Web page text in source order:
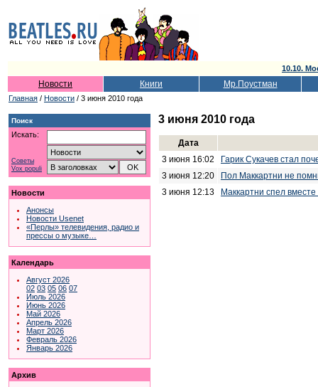
10.10.
Новости Книги Мр.Поустман
Главная / Новости / 3 июня 2010 года
Поиск
Искать:
Советы
Vox populi
Новости
Анонсы
Новости Usenet
«Перлы» телевидения, радио и
прессы о музыке…
Календарь
Август 2026
02 03 05 06 07
Июль 2026
Июнь 2026
Май 2026
Апрель 2026
Март 2026
Февраль 2026
Январь 2026
Архив
3 июня 2010 года
Дата
3 июня 16:02
Гарик Сукачев стал
3 июня 12:20
Пол Маккартни не
3 июня 12:13
Маккартни спел